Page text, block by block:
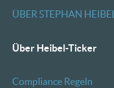
ÜBER STEPHAN HEIBEL
Über Heibel-Ticker
Compliance Regeln